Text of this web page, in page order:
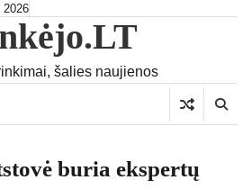
2026
šalies naujienos
buria ekspertų